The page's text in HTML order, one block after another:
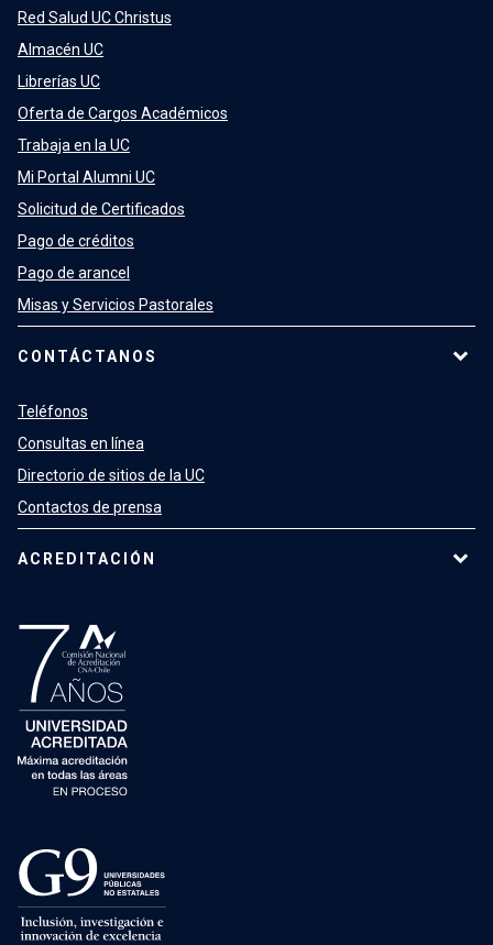
Red Salud UC Christus
Almacén UC
Librerías UC
Oferta de Cargos Académicos
Trabaja en la UC
Mi Portal Alumni UC
Solicitud de Certificados
Pago de créditos
Pago de arancel
Misas y Servicios Pastorales
CONTÁCTANOS
Teléfonos
Consultas en línea
Directorio de sitios de la UC
Contactos de prensa
ACREDITACIÓN